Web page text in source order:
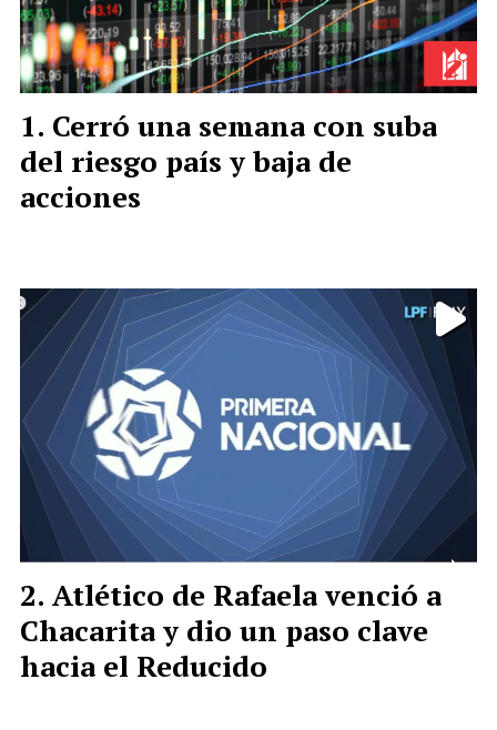
Cerró una semana con suba
del riesgo país y baja de
acciones
Atlético de Rafaela venció a
Chacarita y dio un paso clave
hacia el Reducido